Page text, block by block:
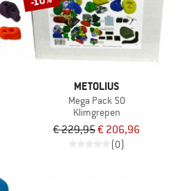
METOLIUS
Mega Pack 50
Klimgrepen
€ 229,95€ 206,96
(0)